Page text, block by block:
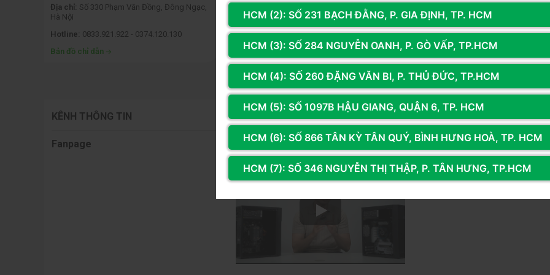
Địa chỉ: Số 330 Phạm Văn Đồng, Đông Ngạc,
Hà Nội
Hotline: 0833.921.922 - 0374.120.130
Bản đồ chỉ dẫn
Số 23 Quán Nam, Lê Chân, Hải Phòng
Hotline:033.972.8008 - 0925.853.345
Bản đồ chỉ dẫn
TP.HCM
Hotline:0375.216.234
Bản đồ chỉ dẫn
KÊNH THÔNG TIN
Fanpage Youtube Chỉ đường & Hotline
HCM (2): SỐ 231 BẠCH ĐẰNG, P. GIA ĐỊNH, TP. HCM
HCM (3): SỐ 284 NGUYỄN OANH, P. GÒ VẤP, TP.HCM
HCM (4): SỐ 260 ĐẶNG VĂN BI, P. THỦ ĐỨC, TP.HCM
HCM (5): SỐ 1097B HẬU GIANG, QUẬN 6, TP. HCM
HCM (6): SỐ 866 TÂN KỲ TÂN QUÝ, BÌNH HƯNG HOÀ, TP. HCM
HCM (7): SỐ 346 NGUYỄN THỊ THẬP, P. TÂN HƯNG, TP.HCM